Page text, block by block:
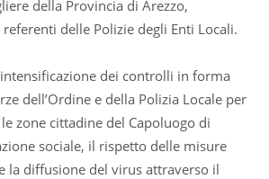
della Provincia di Arezzo,
delle Polizie degli Enti Locali.
dei controlli in forma
dell’Ordine e della Polizia Locale per
zone cittadine del Capoluogo di
sociale, il rispetto delle misure
la diffusione del virus attraverso il